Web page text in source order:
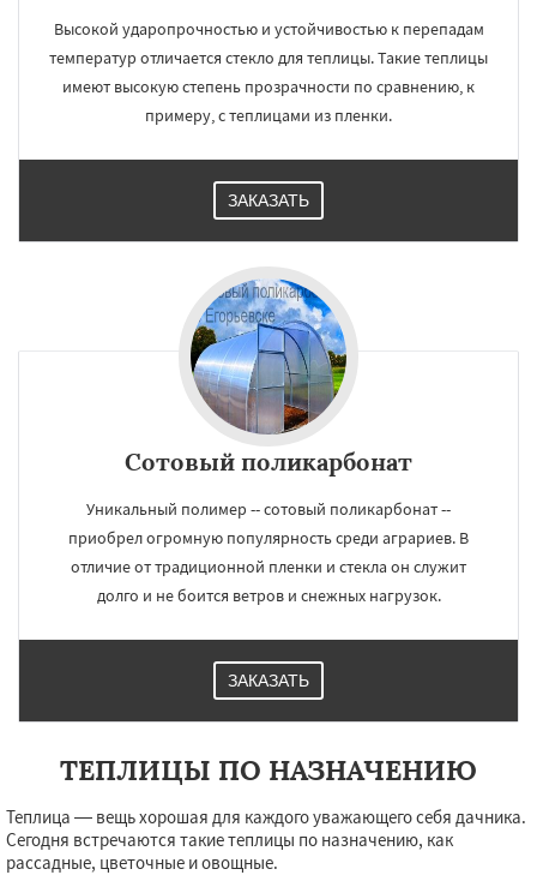
Высокой ударопрочностью и устойчивостью к перепадам
температур отличается стекло для теплицы. Такие теплицы
имеют высокую степень прозрачности по сравнению, к
примеру, с теплицами из пленки.
ЗАКАЗАТЬ
Сотовый поликарбонат
Уникальный полимер -- сотовый поликарбонат --
приобрел огромную популярность среди аграриев. В
отличие от традиционной пленки и стекла он служит
долго и не боится ветров и снежных нагрузок.
ЗАКАЗАТЬ
ТЕПЛИЦЫ ПО НАЗНАЧЕНИЮ
Теплица — вещь хорошая для каждого уважающего себя дачника.
Сегодня встречаются такие теплицы по назначению, как
рассадные, цветочные и овощные.